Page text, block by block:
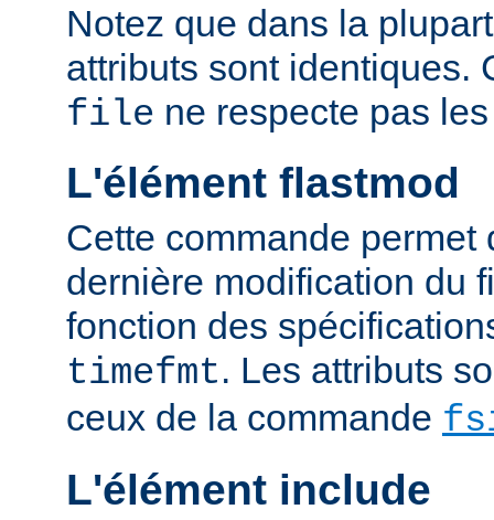
Notez que dans la
attributs sont identiques.
file ne respecte pas
L'élément flastmod
Cette commande permet
dernière modification du
fonction des
timefmt. Les attributs
ceux de la commande
L'élément include